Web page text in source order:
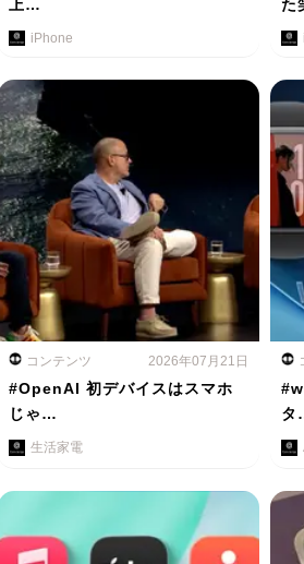
上…
iPhone
た
コンテンツ 2026年07月21日
#OpenAI 初デバイスはスマホ
じゃ…
生活家電
タ